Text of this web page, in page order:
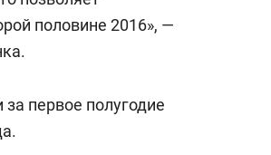
половине 2016», —
первое полугодие
состоянием как основа